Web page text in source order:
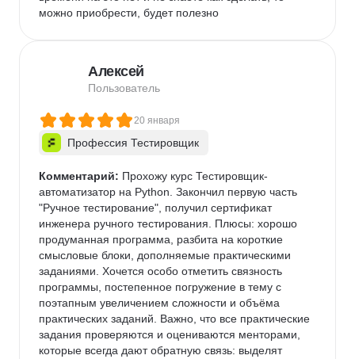
можно приобрести, будет полезно
Алексей
Пользователь
20 января
Профессия Тестировщик
Комментарий: Прохожу курс Тестировщик-
автоматизатор на Python. Закончил первую часть
"Ручное тестирование", получил сертификат
инженера ручного тестирования. Плюсы: хорошо
продуманная программа, разбита на короткие
смысловые блоки, дополняемые практическими
заданиями. Хочется особо отметить связность
программы, постепенное погружение в тему с
поэтапным увеличением сложности и объёма
практических заданий. Важно, что все практические
задания проверяются и оцениваются менторами,
которые всегда дают обратную связь: выделят